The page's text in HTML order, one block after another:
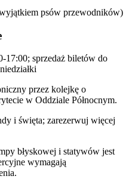
psów przewodników)
17:00; sprzedaż biletów do
przez kolejkę o
w Oddziale Północnym.
i święta; zarezerwuj więcej
błyskowej i statywów jest
wymagają